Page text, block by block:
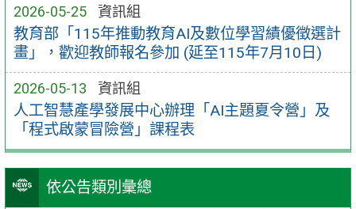
2026-05-25 資訊組
教育部「115年推動教育AI及數位學習績優徵選計
畫」，歡迎教師報名參加 (延至115年7月10日)
2026-05-13 資訊組
人工智慧產學發展中心辦理「AI主題夏令營」及
「程式啟蒙冒險營」課程表
依公告類別彙總